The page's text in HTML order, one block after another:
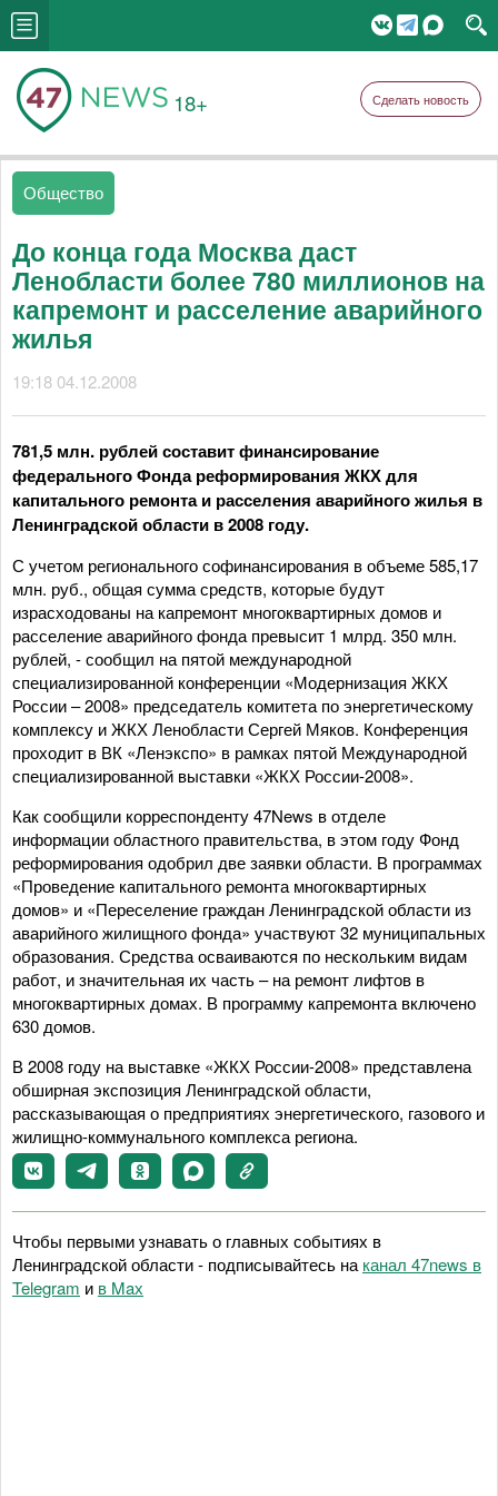
18+ Сделать новость
Общество
До конца года Москва даст
Ленобласти более 780 миллионов на
капремонт и расселение аварийного
жилья
19:18 04.12.2008
781,5 млн. рублей составит финансирование
федерального Фонда реформирования ЖКХ для
капитального ремонта и расселения аварийного жилья в
Ленинградской области в 2008 году.
С учетом регионального софинансирования в объеме 585,17
млн. руб., общая сумма средств, которые будут
израсходованы на капремонт многоквартирных домов и
расселение аварийного фонда превысит 1 млрд. 350 млн.
рублей, - сообщил на пятой международной
специализированной конференции «Модернизация ЖКХ
России – 2008» председатель комитета по энергетическому
комплексу и ЖКХ Ленобласти Сергей Мяков. Конференция
проходит в ВК «Ленэкспо» в рамках пятой Международной
специализированной выставки «ЖКХ России-2008».
Как сообщили корреспонденту 47News в отделе
информации областного правительства, в этом году Фонд
реформирования одобрил две заявки области. В программах
«Проведение капитального ремонта многоквартирных
домов» и «Переселение граждан Ленинградской области из
аварийного жилищного фонда» участвуют 32 муниципальных
образования. Средства осваиваются по нескольким видам
работ, и значительная их часть – на ремонт лифтов в
многоквартирных домах. В программу капремонта включено
630 домов.
В 2008 году на выставке «ЖКХ России-2008» представлена
обширная экспозиция Ленинградской области,
рассказывающая о предприятиях энергетического, газового и
жилищно-коммунального комплекса региона.
Чтобы первыми узнавать о главных событиях в
Ленинградской области - подписывайтесь на канал 47news в
Telegram и в Maх